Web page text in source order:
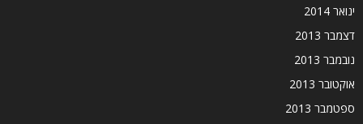
ינואר 2014
דצמבר 2013
נובמבר 2013
אוקטובר 2013
ספטמבר 2013